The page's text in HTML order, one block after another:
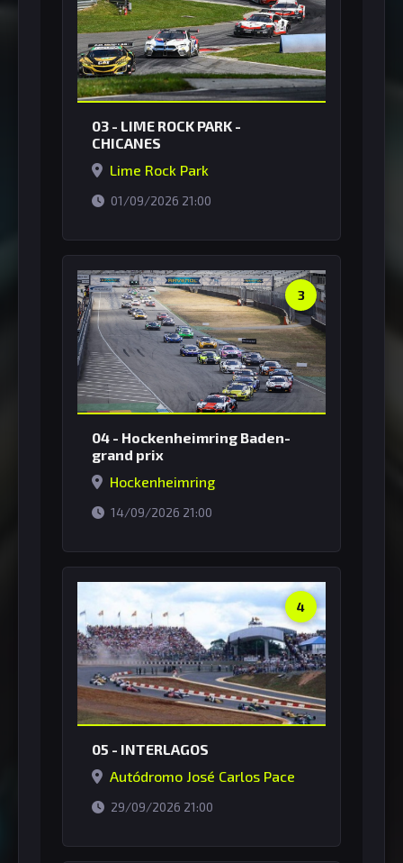
03 - LIME ROCK PARK -
CHICANES
Lime Rock Park
01/09/2026 21:00
3
04 - Hockenheimring Baden-
grand prix
Hockenheimring
14/09/2026 21:00
4
05 - INTERLAGOS
Autódromo José Carlos Pace
29/09/2026 21:00